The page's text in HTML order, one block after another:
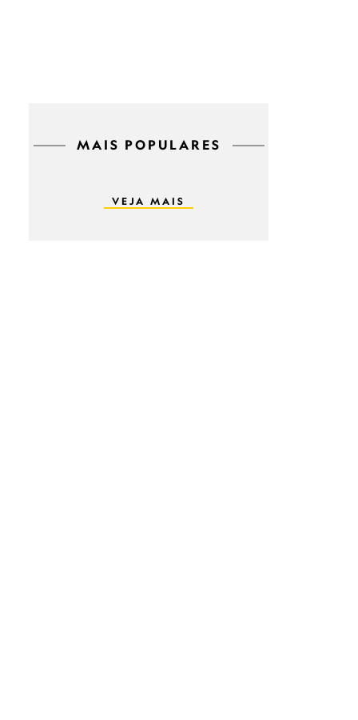
MAIS POPULARES
VEJA MAIS